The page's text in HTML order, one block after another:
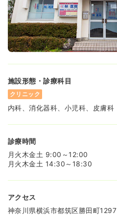
施設形態・診療科目
クリニック
内科、消化器科、小児科、皮膚科
診療時間
月火木金土 9:00～12:00
月火木金土 14:30～18:30
アクセス
神奈川県横浜市都筑区勝田町1297